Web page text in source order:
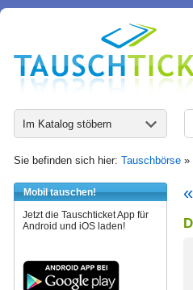
Im Katalog stöbern
Sie befinden sich hier: Tauschbörse »
Mobil tauschen!
Jetzt die Tauschticket App für
Android und iOS laden!